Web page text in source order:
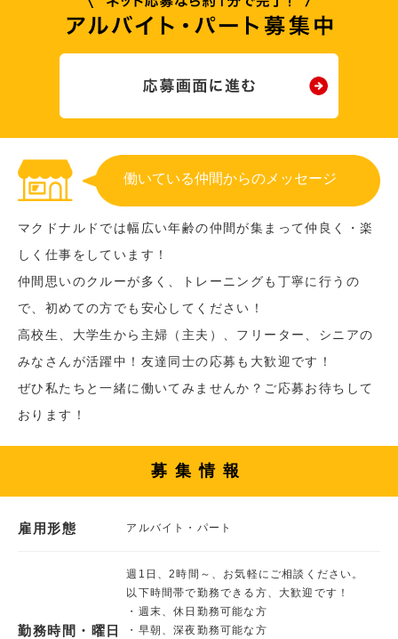
働いている仲間からのメッセージ
マクドナルドでは幅広い年齢の仲間が集まって仲良く・楽
しく仕事をしています！
仲間思いのクルーが多く、トレーニングも丁寧に行うの
で、初めての方でも安心してください！
高校生、大学生から主婦（主夫）、フリーター、シニアの
みなさんが活躍中！友達同士の応募も大歓迎です！
ぜひ私たちと一緒に働いてみませんか？ご応募お待ちして
おります！
募集情報
雇用形態 アルバイト・パート
勤務時間・曜日
週1日、2時間～、お気軽にご相談ください。
以下時間帯で勤務できる方、大歓迎です！
・週末、休日勤務可能な方
・早朝、深夜勤務可能な方